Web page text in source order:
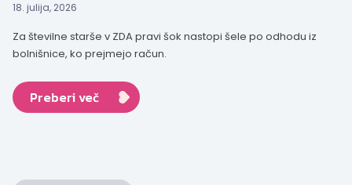
18. julija, 2026
Za številne starše v ZDA pravi šok nastopi šele po odhodu iz
bolnišnice, ko prejmejo račun.
Preberi več